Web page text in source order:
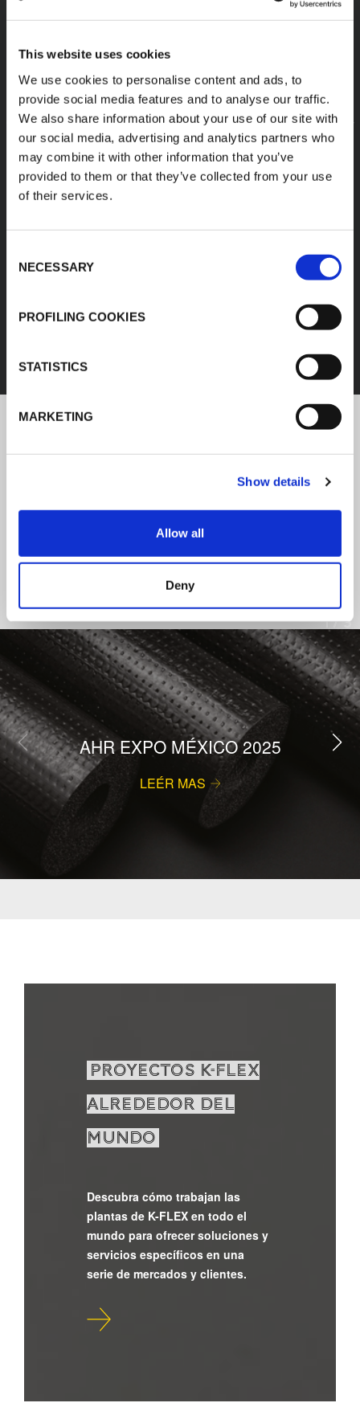
This website uses cookies
We use cookies to personalise content and ads, to
provide social media features and to analyse our traffic.
We also share information about your use of our site with
our social media, advertising and analytics partners who
may combine it with other information that you’ve
provided to them or that they’ve collected from your use
of their services.
Selection
NECESSARY
PROFILING COOKIES
STATISTICS
MARKETING
Show details
Allow all
Deny
productos e instalaciones de K-FLEX.
LEER TODAS LAS NOTICIAS
AHR EXPO MÉXICO 2025
LEÉR MAS
1/3
PROYECTOS K-FLEX
ALREDEDOR DEL
MUNDO
Descubra cómo trabajan las
plantas de K-FLEX en todo el
mundo para ofrecer soluciones y
servicios específicos en una
serie de mercados y clientes.